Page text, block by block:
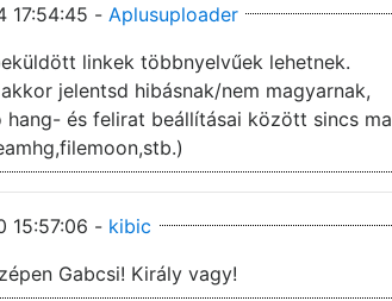
17:54:45 - Aplusuploader
linkek többnyelvűek lehetnek.
jelentsd hibásnak/nem magyarnak,
hang- és felirat beállításai között sincs
15:57:06 - kibic
Gabcsi! Király vagy!